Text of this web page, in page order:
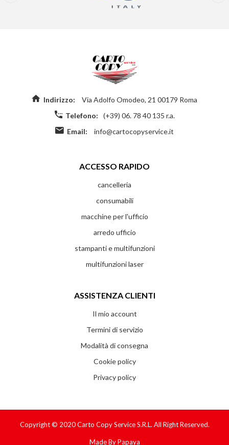
Indirizzo:
Via Adolfo Omodeo, 21 00179 Roma
Telefono:
(+39) 06. 78 40 135 r.a.
Email:
info@cartocopyservice.it
ACCESSO RAPIDO
cancelleria
consumabili
macchine per l'ufficio
arredo ufficio
stampanti e multifunzioni
multifunzioni laser
ASSISTENZA CLIENTI
Il mio account
Termini di servizio
Modalità di consegna
Cookie policy
Privacy policy
Copyright © 2020Carto Copy Service S.r.l. All Right Reserved.
Made ByPapaya